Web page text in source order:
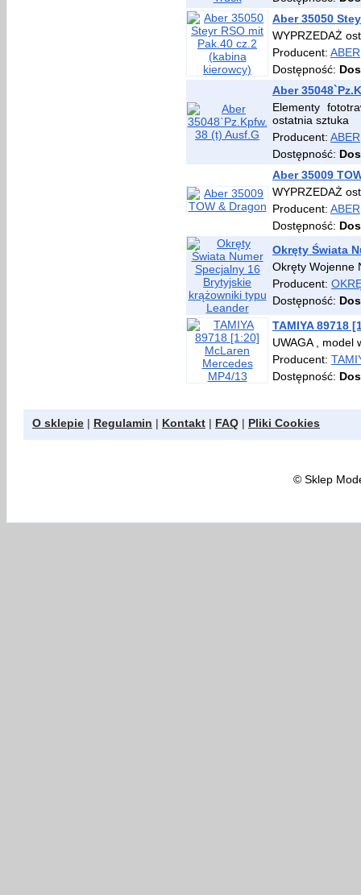
Aber 35050
WYPRZEDAŻ
Producent: ABER
Dostępność:
Aber
Elementy
ostatnia sztuka
Producent: ABER
Dostępność:
Aber 35009
WYPRZEDAŻ
Producent: ABER
Dostępność:
Okręty Świata
Okręty Wojenne
Producent:
Dostępność:
TAMIYA 89718
UWAGA , model
Producent:
Dostępność:
O sklepie | Regulamin | Kontakt | FAQ | Pliki Cookies
©Sklep